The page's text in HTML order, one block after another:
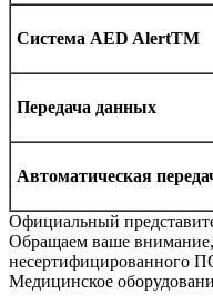
Система AED AlertTM
Передача данных
Автоматическая
Официальный
Обращаем ваше внимание,
несертифицированного
Медицинское